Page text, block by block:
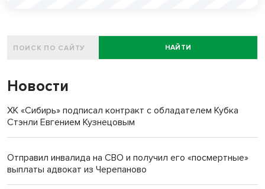
НАЙТИ
Новости
ХК «Сибирь» подписал контракт с обладателем Кубка
Стэнли Евгением Кузнецовым
Отправил инвалида на СВО и получил его «посмертные»
выплаты адвокат из Черепаново